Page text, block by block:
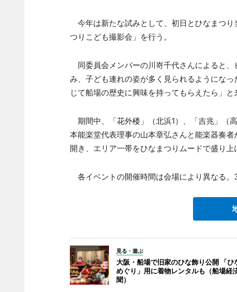
今年は新たな試みとして、初日とひなまつり
つりこども撮影会」を行う。
同委員会メンバーの川嵜千代さんによると
み、子ども連れの姿が多く見られるようにな
じて船場の歴史に興味を持ってもらえたら」と
期間中、「花外楼」（北浜1）、「吉兆」（
本能楽堂代表理事の山本章弘さんと能楽器奏
開き、エリア一帯をひなまつりムードで盛り上
各イベントの開催時間は会場により異なる。
見る・遊ぶ
大阪・船場で旧家のひな飾り公開 「ひ
めぐり」用に着物レンタルも（船場経
聞）